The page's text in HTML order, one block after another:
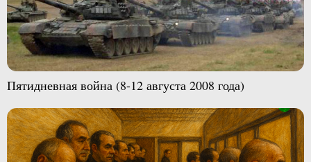
Пятидневная война (8-12 августа 2008 года)